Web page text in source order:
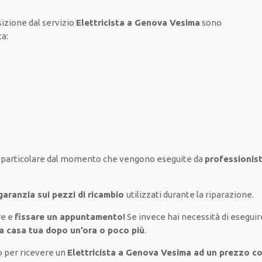
dal servizio Elettricista a Genova Vesima sono
:
particolare dal momento che vengono eseguite da
sui pezzi di ricambioutilizzati durante la riparazione.
e fissare un appuntamento!Se invece hai necessità di
casa tua dopo un’ora o poco più.
per ricevere un Elettricista a Genova Vesima ad un prezzo